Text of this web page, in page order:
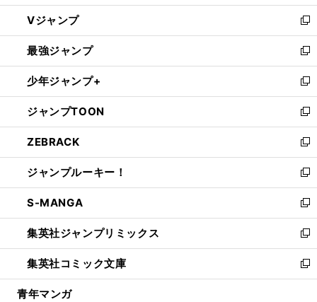
ウ
ィ
ン
ド
ウ
で
開
く
し
い
ウ
ィ
ン
ド
ウ
で
開
く
Vジャンプ
新
し
い
ウ
ィ
ン
ド
ウ
で
開
く
最強ジャンプ
新
し
い
ウ
ィ
ン
ド
ウ
で
開
く
少年ジャンプ+
新
し
い
ウ
ィ
ン
ド
ウ
で
開
く
ジャンプTOON
新
し
い
ウ
ィ
ン
ド
ウ
で
開
く
ZEBRACK
新
し
い
ウ
ィ
ン
ド
ウ
で
開
ジャンプルーキー！
新
し
い
ウ
ィ
ン
ド
ウ
S-MANGA
新
し
い
ウ
ィ
ン
集英社ジャンプリミックス
新
し
い
ウ
集英社コミック文庫
新
し
青年マンガ